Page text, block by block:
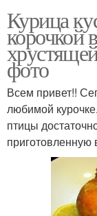
Курица
корочкой
фото
Всем привет!!
любимой
птицы
приготовленную